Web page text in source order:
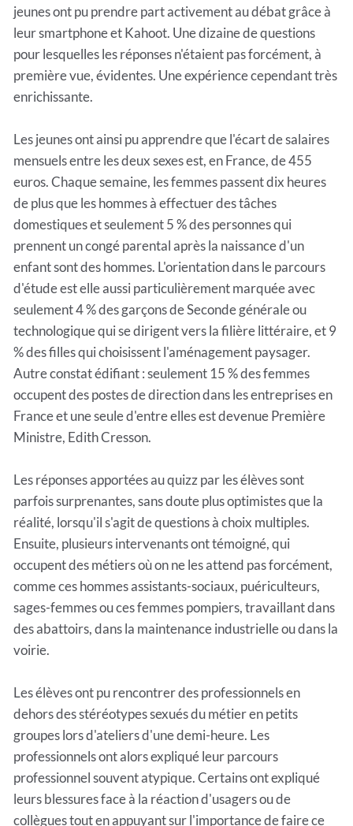
jeunes ont pu prendre part activement au débat grâce à
leur smartphone et Kahoot. Une dizaine de questions
pour lesquelles les réponses n'étaient pas forcément, à
première vue, évidentes. Une expérience cependant très
enrichissante.
Les jeunes ont ainsi pu apprendre que l'écart de salaires
mensuels entre les deux sexes est, en France, de 455
euros. Chaque semaine, les femmes passent dix heures
de plus que les hommes à effectuer des tâches
domestiques et seulement 5 % des personnes qui
prennent un congé parental après la naissance d'un
enfant sont des hommes. L'orientation dans le parcours
d'étude est elle aussi particulièrement marquée avec
seulement 4 % des garçons de Seconde générale ou
technologique qui se dirigent vers la filière littéraire, et 9
% des filles qui choisissent l'aménagement paysager.
Autre constat édifiant : seulement 15 % des femmes
occupent des postes de direction dans les entreprises en
France et une seule d'entre elles est devenue Première
Ministre, Edith Cresson.
Les réponses apportées au quizz par les élèves sont
parfois surprenantes, sans doute plus optimistes que la
réalité, lorsqu'il s'agit de questions à choix multiples.
Ensuite, plusieurs intervenants ont témoigné, qui
occupent des métiers où on ne les attend pas forcément,
comme ces hommes assistants-sociaux, puériculteurs,
sages-femmes ou ces femmes pompiers, travaillant dans
des abattoirs, dans la maintenance industrielle ou dans la
voirie.
Les élèves ont pu rencontrer des professionnels en
dehors des stéréotypes sexués du métier en petits
groupes lors d'ateliers d'une demi-heure. Les
professionnels ont alors expliqué leur parcours
professionnel souvent atypique. Certains ont expliqué
leurs blessures face à la réaction d'usagers ou de
collègues tout en appuyant sur l'importance de faire ce